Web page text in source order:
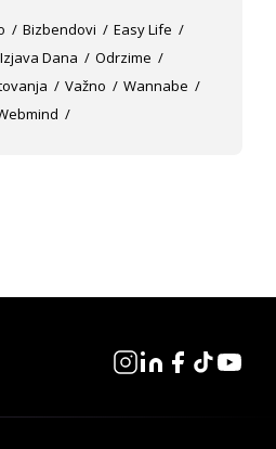
Bizbendovi
Easy Life
Izjava Dana
Odrzime
Važno
Wannabe